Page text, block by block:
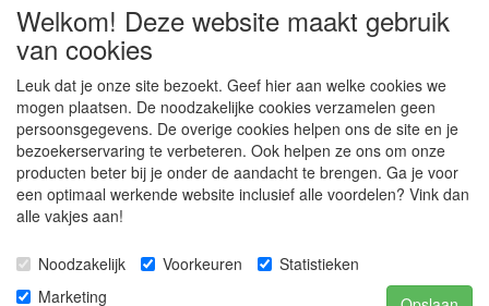
Voornaam
Achternaam
E-mail
Welkom! Deze website maakt gebruik
van cookies
Leuk dat je onze site bezoekt. Geef hier aan welke cookies we
mogen plaatsen. De noodzakelijke cookies verzamelen geen
persoonsgegevens. De overige cookies helpen ons de site en je
bezoekerservaring te verbeteren. Ook helpen ze ons om onze
producten beter bij je onder de aandacht te brengen. Ga je voor
een optimaal werkende website inclusief alle voordelen? Vink dan
alle vakjes aan!
Noodzakelijk Voorkeuren
Statistieken
Marketing